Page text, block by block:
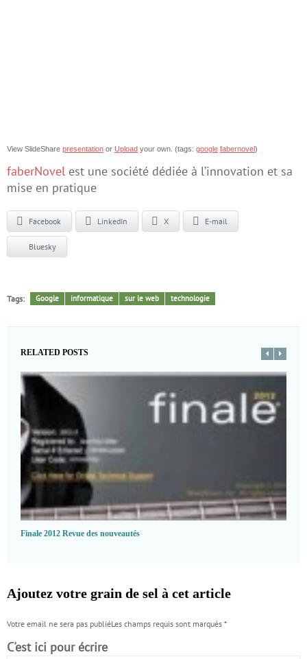
View SlideShare presentation or Upload your own. (tags: google fabernovel)
faberNovel est une société dédiée à l’innovation et sa
mise en pratique
Facebook LinkedIn X E-mail
Bluesky
Tags: Google informatique sur le web technologie
RELATED POSTS
Finale 2012 Revue des nouveautés
Ajoutez votre grain de sel à cet article
Votre email ne sera pas publiéLes champs requis sont marqués *
C'est ici pour écrire